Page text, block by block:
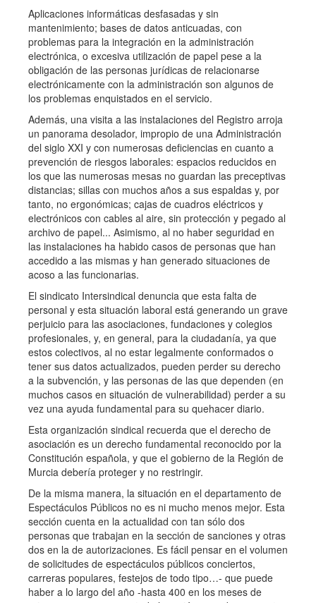
Aplicaciones informáticas desfasadas y sin
mantenimiento; bases de datos anticuadas, con
problemas para la integración en la administración
electrónica, o excesiva utilización de papel pese a la
obligación de las personas jurídicas de relacionarse
electrónicamente con la administración son algunos de
los problemas enquistados en el servicio.
Además, una visita a las instalaciones del Registro arroja
un panorama desolador, impropio de una Administración
del siglo XXI y con numerosas deficiencias en cuanto a
prevención de riesgos laborales: espacios reducidos en
los que las numerosas mesas no guardan las preceptivas
distancias; sillas con muchos años a sus espaldas y, por
tanto, no ergonómicas; cajas de cuadros eléctricos y
electrónicos con cables al aire, sin protección y pegado al
archivo de papel... Asimismo, al no haber seguridad en
las instalaciones ha habido casos de personas que han
accedido a las mismas y han generado situaciones de
acoso a las funcionarias.
El sindicato Intersindical denuncia que esta falta de
personal y esta situación laboral está generando un grave
perjuicio para las asociaciones, fundaciones y colegios
profesionales, y, en general, para la ciudadanía, ya que
estos colectivos, al no estar legalmente conformados o
tener sus datos actualizados, pueden perder su derecho
a la subvención, y las personas de las que dependen (en
muchos casos en situación de vulnerabilidad) perder a su
vez una ayuda fundamental para su quehacer diario.
Esta organización sindical recuerda que el derecho de
asociación es un derecho fundamental reconocido por la
Constitución española, y que el gobierno de la Región de
Murcia debería proteger y no restringir.
De la misma manera, la situación en el departamento de
Espectáculos Públicos no es ni mucho menos mejor. Esta
sección cuenta en la actualidad con tan sólo dos
personas que trabajan en la sección de sanciones y otras
dos en la de autorizaciones. Es fácil pensar en el volumen
de solicitudes de espectáculos públicos conciertos,
carreras populares, festejos de todo tipo…- que puede
haber a lo largo del año -hasta 400 en los meses de